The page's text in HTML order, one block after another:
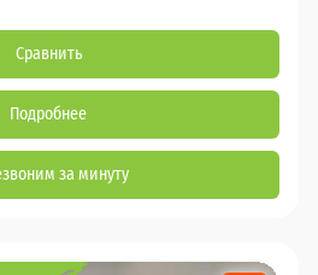
Сравнить
Подробнее
за минуту